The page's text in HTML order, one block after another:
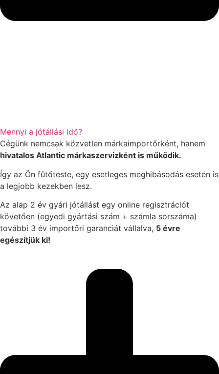
Mennyi a jótállási idő?
Cégünk nemcsak közvetlen márkaimportőrként, hanem
hivatalos Atlantic márkaszervizként is működik.
Így az Ön fűtőteste, egy esetleges meghibásodás esetén is
a legjobb kezekben lesz.
Az alap 2 év gyári jótállást egy online regisztrációt
követően (egyedi gyártási szám + számla sorszáma)
további 3 év importőri garanciát vállalva, 5 évre
egészítjük ki!